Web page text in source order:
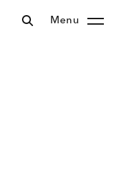
Menu